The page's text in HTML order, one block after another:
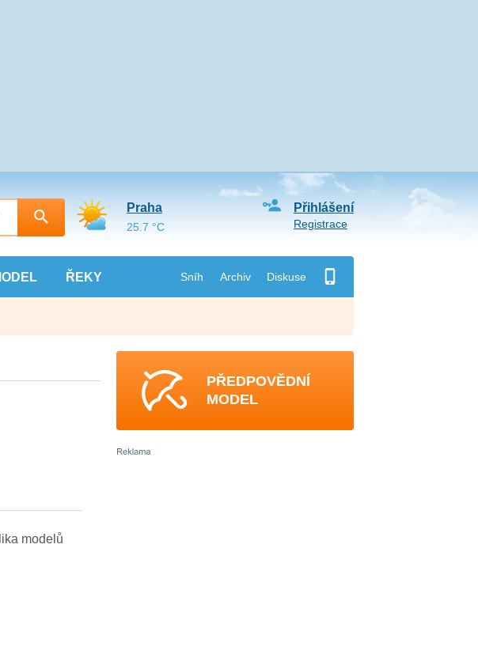
ŘEKY Sníh Archiv Diskuse
Přihlášení
Registrace
Praha
25.7 °C
modelů
PŘEDPOVĚDNÍ
MODEL